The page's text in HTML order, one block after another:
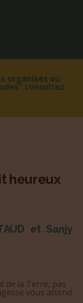
organisés ou
consultez
heureux
et Sanjy
de la Terre, pas
vous attend